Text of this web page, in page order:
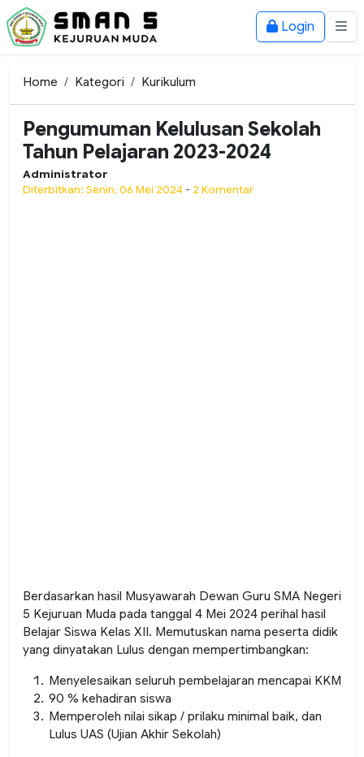
Login
Home Kategori Kurikulum
Pengumuman Kelulusan Sekolah
Tahun Pelajaran 2023-2024
Administrator
Diterbitkan: Senin, 06 Mei 2024 - 2 Komentar
Berdasarkan hasil Musyawarah Dewan Guru SMA Negeri
5 Kejuruan Muda pada tanggal 4 Mei 2024 perihal hasil
Belajar Siswa Kelas XII. Memutuskan nama peserta didik
yang dinyatakan Lulus dengan mempertimbangkan:
Menyelesaikan seluruh pembelajaran mencapai KKM
90 % kehadiran siswa
Memperoleh nilai sikap / prilaku minimal baik, dan
Lulus UAS (Ujian Akhir Sekolah)